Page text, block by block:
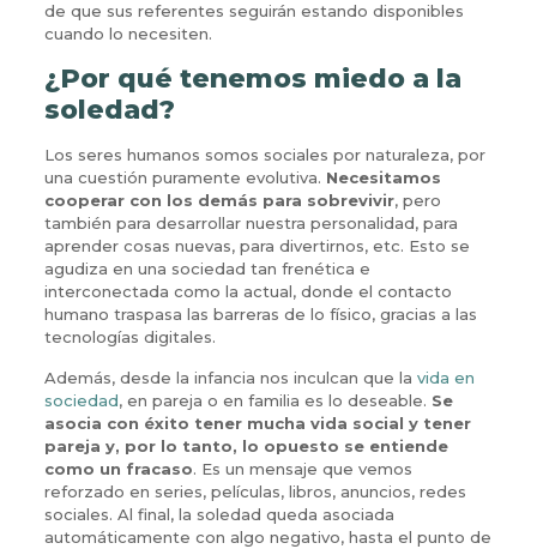
de que sus referentes seguirán estando disponibles
cuando lo necesiten.
¿Por qué tenemos miedo a la
soledad?
Los seres humanos somos sociales por naturaleza, por
una cuestión puramente evolutiva. Necesitamos
cooperar con los demás para sobrevivir, pero
también para desarrollar nuestra personalidad, para
aprender cosas nuevas, para divertirnos, etc. Esto se
agudiza en una sociedad tan frenética e
interconectada como la actual, donde el contacto
humano traspasa las barreras de lo físico, gracias a las
tecnologías digitales.
Además, desde la infancia nos inculcan que la vida en
sociedad, en pareja o en familia es lo deseable. Se
asocia con éxito tener mucha vida social y tener
pareja y, por lo tanto, lo opuesto se entiende
como un fracaso. Es un mensaje que vemos
reforzado en series, películas, libros, anuncios, redes
sociales. Al final, la soledad queda asociada
automáticamente con algo negativo, hasta el punto de